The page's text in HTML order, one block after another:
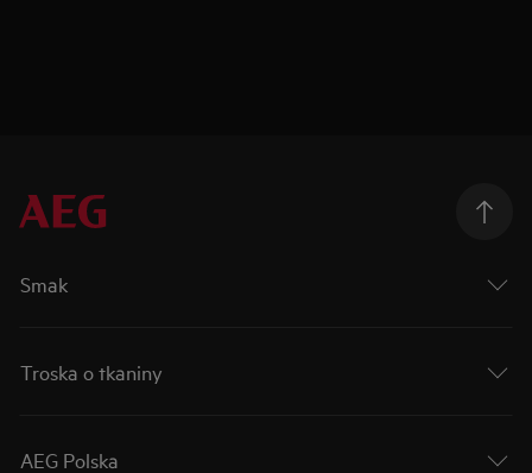
Smak
Troska o tkaniny
AEG Polska